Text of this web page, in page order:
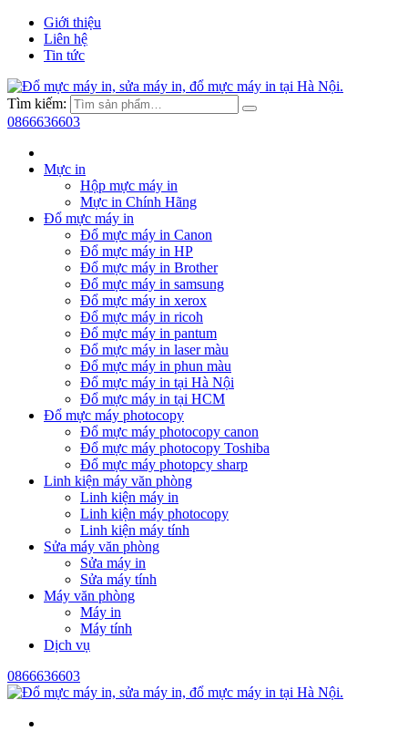
Giới thiệu
Liên hệ
Tin tức
Tìm kiếm:
0866636603
Mực in
Hộp mực máy in
Mực in Chính Hãng
Đổ mực máy in
Đổ mực máy in Canon
Đổ mực máy in HP
Đổ mực máy in Brother
Đổ mực máy in samsung
Đổ mực máy in xerox
Đổ mực máy in ricoh
Đổ mực máy in pantum
Đổ mực máy in laser màu
Đổ mực máy in phun màu
Đổ mực máy in tại Hà Nội
Đổ mực máy in tại HCM
Đổ mực máy photocopy
Đổ mực máy photocopy canon
Đổ mực máy photocopy Toshiba
Đổ mực máy photopcy sharp
Linh kiện máy văn phòng
Linh kiện máy in
Linh kiện máy photocopy
Linh kiện máy tính
Sửa máy văn phòng
Sửa máy in
Sửa máy tính
Máy văn phòng
Máy in
Máy tính
Dịch vụ
0866636603